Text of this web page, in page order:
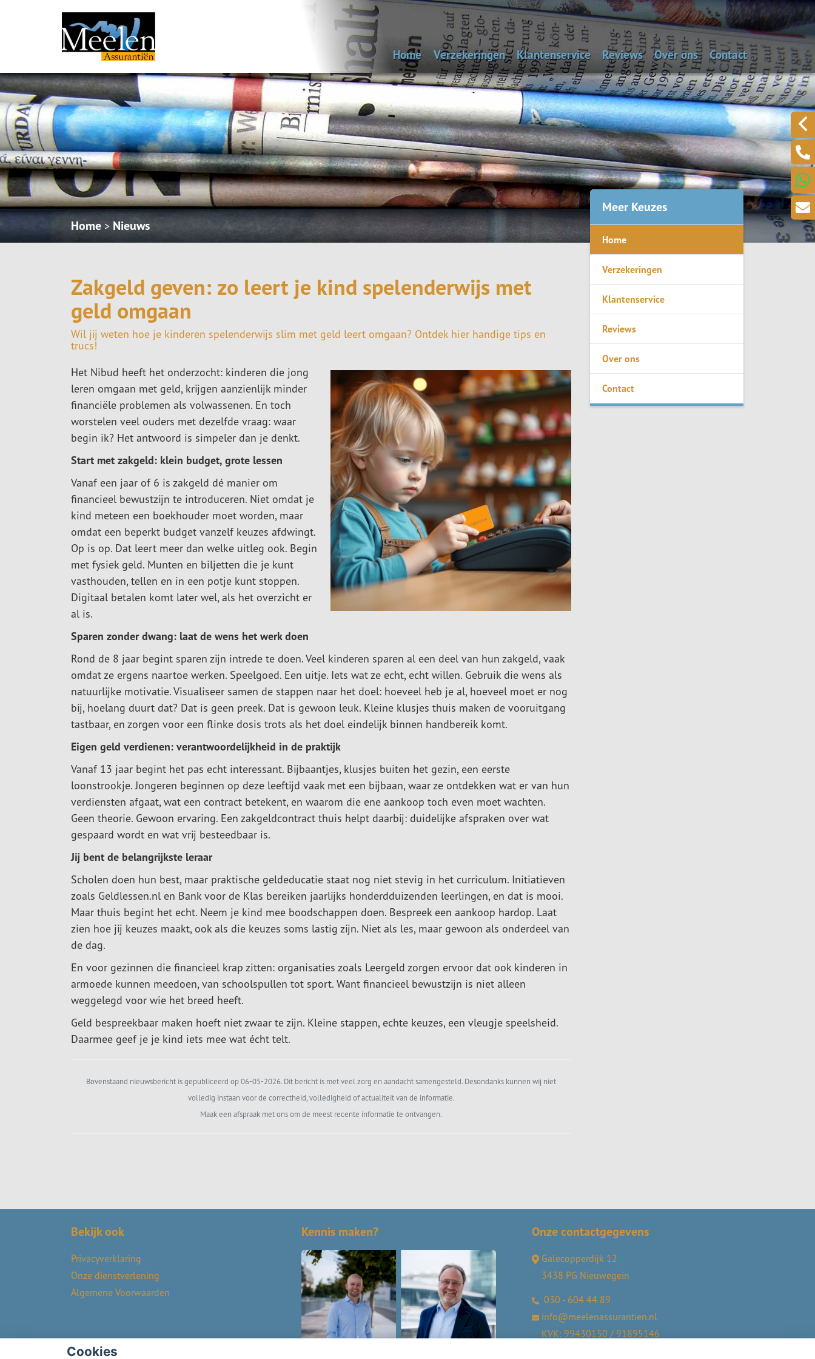
Cookies
Home Verzekeringen
Uitvaartverzekering
Autoverzekering
Woonhuisverzekering
Inboedelverzekering
Aansprakelijkheidsverz.
Reisverzekering
Rechtsbijstandverzekering
Klantenservice
Bepaal de dagwaarde van je auto
Reviews Over ons Contact
Alarmnummers
Laat een bericht
Een klacht melden?
Home > Nieuws
Zakgeld geven: zo leert je kind spelenderwijs met
geld omgaan
Wil jij weten hoe je kinderen spelenderwijs slim met geld leert omgaan? Ontdek hier handige tips en
trucs!
Het Nibud heeft het onderzocht: kinderen die jong
leren omgaan met geld, krijgen aanzienlijk minder
financiële problemen als volwassenen. En toch
worstelen veel ouders met dezelfde vraag: waar
begin ik? Het antwoord is simpeler dan je denkt.
Start met zakgeld: klein budget, grote lessen
Vanaf een jaar of 6 is zakgeld dé manier om
financieel bewustzijn te introduceren. Niet omdat je
kind meteen een boekhouder moet worden, maar
omdat een beperkt budget vanzelf keuzes afdwingt.
Op is op. Dat leert meer dan welke uitleg ook. Begin
met fysiek geld. Munten en biljetten die je kunt
vasthouden, tellen en in een potje kunt stoppen.
Digitaal betalen komt later wel, als het overzicht er
al is.
Sparen zonder dwang: laat de wens het werk doen
Rond de 8 jaar begint sparen zijn intrede te doen. Veel kinderen sparen al een deel van hun zakgeld, vaak
omdat ze ergens naartoe werken. Speelgoed. Een uitje. Iets wat ze echt, echt willen. Gebruik die wens als
natuurlijke motivatie. Visualiseer samen de stappen naar het doel: hoeveel heb je al, hoeveel moet er nog
bij, hoelang duurt dat? Dat is geen preek. Dat is gewoon leuk. Kleine klusjes thuis maken de vooruitgang
tastbaar, en zorgen voor een flinke dosis trots als het doel eindelijk binnen handbereik komt.
Eigen geld verdienen: verantwoordelijkheid in de praktijk
Vanaf 13 jaar begint het pas echt interessant. Bijbaantjes, klusjes buiten het gezin, een eerste
loonstrookje. Jongeren beginnen op deze leeftijd vaak met een bijbaan, waar ze ontdekken wat er van hun
verdiensten afgaat, wat een contract betekent, en waarom die ene aankoop toch even moet wachten.
Geen theorie. Gewoon ervaring. Een zakgeldcontract thuis helpt daarbij: duidelijke afspraken over wat
gespaard wordt en wat vrij besteedbaar is.
Jij bent de belangrijkste leraar
Scholen doen hun best, maar praktische geldeducatie staat nog niet stevig in het curriculum. Initiatieven
zoals Geldlessen.nl en Bank voor de Klas bereiken jaarlijks honderdduizenden leerlingen, en dat is mooi.
Maar thuis begint het echt. Neem je kind mee boodschappen doen. Bespreek een aankoop hardop. Laat
zien hoe jij keuzes maakt, ook als die keuzes soms lastig zijn. Niet als les, maar gewoon als onderdeel van
de dag.
En voor gezinnen die financieel krap zitten: organisaties zoals Leergeld zorgen ervoor dat ook kinderen in
armoede kunnen meedoen, van schoolspullen tot sport. Want financieel bewustzijn is niet alleen
weggelegd voor wie het breed heeft.
Geld bespreekbaar maken hoeft niet zwaar te zijn. Kleine stappen, echte keuzes, een vleugje speelsheid.
Daarmee geef je je kind iets mee wat écht telt.
Bovenstaand nieuwsbericht is gepubliceerd op 06-05-2026. Dit bericht is met veel zorg en aandacht samengesteld. Desondanks kunnen wij niet
volledig instaan voor de correctheid, volledigheid of actualiteit van de informatie.
Maak een afspraak met ons om de meest recente informatie te ontvangen.
Meer Keuzes
Home
Verzekeringen
Klantenservice
Reviews
Over ons
Contact
Bekijk ook
Privacyverklaring
Onze dienstverlening
Algemene Voorwaarden
Kennis maken? Onze contactgegevens
Galecopperdijk 12
3438 PG Nieuwegein
030 - 604 44 89
info@meelenassurantien.nl
KVK: 99430150 / 91895146